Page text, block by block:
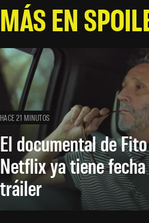
MÁS EN
HACE 21 MINUTOS
El documental de
Netflix ya tiene
tráiler